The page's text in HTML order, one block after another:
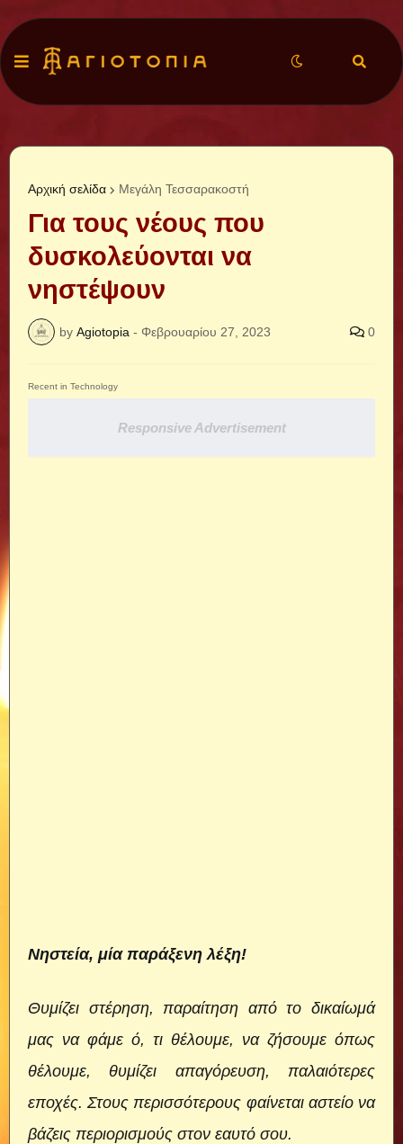
Αρχική σελίδα Μεγάλη Τεσσαρακοστή
Για τους νέους που
δυσκολεύονται να
νηστέψουν
by Agiotopia - Φεβρουαρίου 27, 2023 0
Recent in Technology
Responsive Advertisement
Νηστεία, μία παράξενη λέξη!
Θυμίζει στέρηση, παραίτηση από το δικαίωμά
μας να φάμε ό, τι θέλουμε, να ζήσουμε όπως
θέλουμε, θυμίζει απαγόρευση, παλαιότερες
εποχές. Στους περισσότερους φαίνεται αστείο να
βάζεις περιορισμούς στον εαυτό σου.